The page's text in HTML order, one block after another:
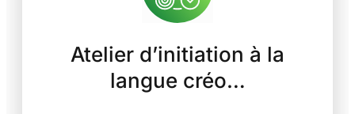
Atelier d’initiation à la
langue créo…